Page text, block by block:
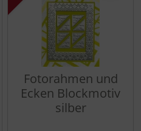
Fotorahmen und
Ecken Blockmotiv
silber